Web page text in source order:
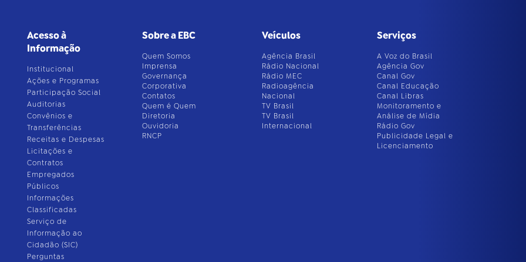
Acesso à
Informação
Institucional
Ações e Programas
Participação Social
Auditorias
Convênios e
Transferências
Receitas e Despesas
Licitações e
Contratos
Empregados
Públicos
Informações
Classificadas
Serviço de
Informação ao
Cidadão (SIC)
Perguntas
Sobre a EBC
Quem Somos
Imprensa
Governança
Corporativa
Contatos
Quem é Quem
Diretoria
Ouvidoria
RNCP
Veículos
Agência Brasil
Rádio Nacional
Rádio MEC
Radioagência
Nacional
TV Brasil
TV Brasil
Internacional
Serviços
A Voz do Brasil
Agência Gov
Canal Gov
Canal Educação
Canal Libras
Monitoramento e
Análise de Mídia
Rádio Gov
Publicidade Legal e
Licenciamento